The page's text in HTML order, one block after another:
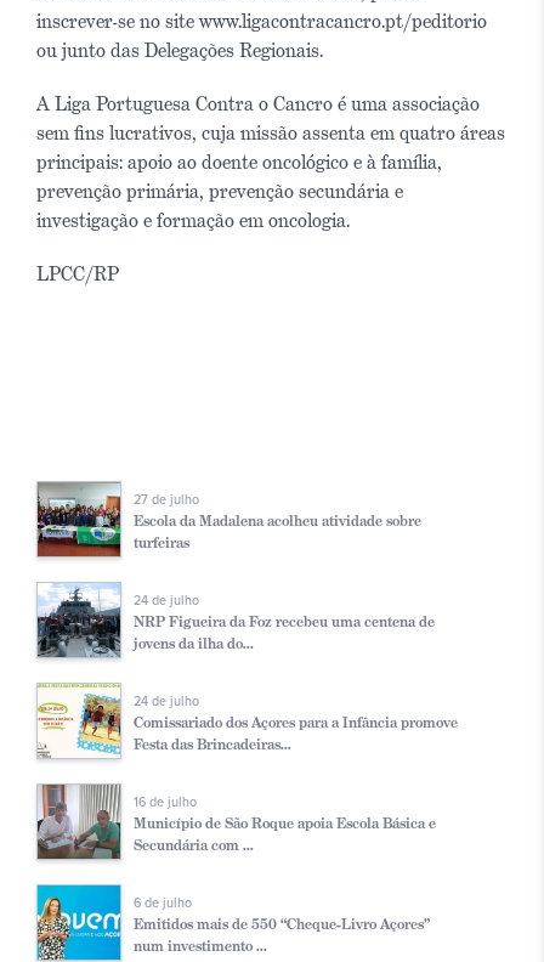
inscrever-se no site www.ligacontracancro.pt/peditorio
ou junto das Delegações Regionais.
A Liga Portuguesa Contra o Cancro é uma associação
sem fins lucrativos, cuja missão assenta em quatro áreas
principais: apoio ao doente oncológico e à família,
prevenção primária, prevenção secundária e
investigação e formação em oncologia.
LPCC/RP
27 de julho
Escola da Madalena acolheu atividade sobre
turfeiras
24 de julho
NRP Figueira da Foz recebeu uma centena de
jovens da ilha do...
24 de julho
Comissariado dos Açores para a Infância promove
Festa das Brincadeiras...
16 de julho
Município de São Roque apoia Escola Básica e
Secundária com ...
6 de julho
Emitidos mais de 550 “Cheque-Livro Açores”
num investimento ...